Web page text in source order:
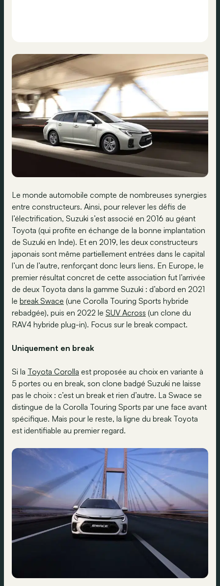
Le monde automobile compte de nombreuses synergies
entre constructeurs. Ainsi, pour relever les défis de
l’électrification, Suzuki s’est associé en 2016 au géant
Toyota (qui profite en échange de la bonne implantation
de Suzuki en Inde). Et en 2019, les deux constructeurs
japonais sont même partiellement entrées dans le capital
l’un de l’autre, renforçant donc leurs liens. En Europe, le
premier résultat concret de cette association fut l’arrivée
de deux Toyota dans la gamme Suzuki : d’abord en 2021
le break Swace (une Corolla Touring Sports hybride
rebadgée), puis en 2022 le SUV Across (un clone du
RAV4 hybride plug-in). Focus sur le break compact.
Uniquement en break
Si la Toyota Corolla est proposée au choix en variante à
5 portes ou en break, son clone badgé Suzuki ne laisse
pas le choix : c’est un break et rien d’autre. La Swace se
distingue de la Corolla Touring Sports par une face avant
spécifique. Mais pour le reste, la ligne du break Toyota
est identifiable au premier regard.